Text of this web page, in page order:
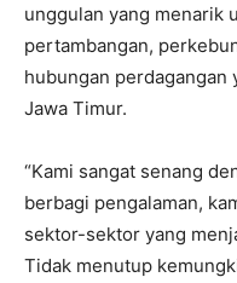
unggulan yang menarik
pertambangan,
hubungan perdagangan
Jawa Timur.
“Kami sangat senang
berbagi pengalaman,
sektor-sektor yang
Tidak menutup